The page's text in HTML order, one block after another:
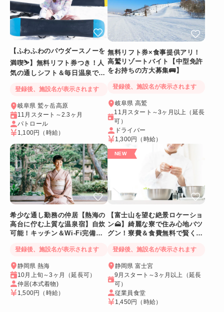
【ふわふわのパウダースノーを
満喫⛷️】無料リフト券つき！人
気の通しシフト＆毎日温泉でリ
登録後、施設名が表示されます
岐阜県 鷲ヶ岳高原
11月スタート～2.3ヶ月
パトロール
1,100円
（時給）
無料リフト券×食事提供アリ！
高鷲リゾートバイト【中型免許
をお持ちの方大募集🚌】
登録後、施設名が表示されます
岐阜県 高鷲
11月スタート～3ヶ月以上（延長
可）
ドライバー
1,300円
（時給）
希少な通し勤務の仲居【熱海の
高台に佇む上質な温泉宿】自炊
可能！キッチン＆Wi-Fi完備！
登録後、施設名が表示されます
静岡県 熱海
10月上旬～3ヶ月（延長可）
仲居(本式着物)
1,500円 （時給）
【富士山を望む絶景ロケーショ
ン🗻】綺麗な寮で住み心地バツ
グン！寮費＆食費無料で賢く稼
登録後、施設名が表示されます
静岡県 富士宮
9月スタート～3ヶ月以上（延長
可）
従業員食堂
1,450円 （時給）